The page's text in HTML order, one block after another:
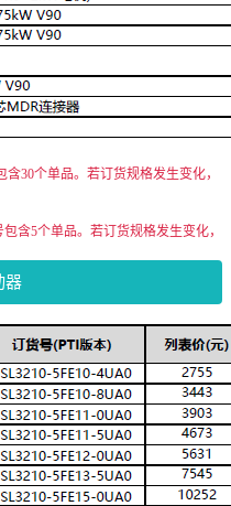
30个单品。若订货规格发生变化，
含5个单品。若订货规格发生变化，
器